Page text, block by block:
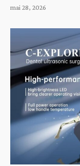
mai 28, 2026